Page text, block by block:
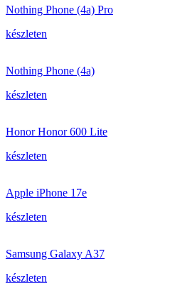
Nothing Phone (4a) Pro
készleten
Nothing Phone (4a)
készleten
Honor Honor 600 Lite
készleten
Apple iPhone 17e
készleten
Samsung Galaxy A37
készleten